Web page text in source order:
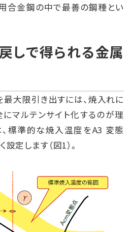
合金鋼の中で最善の鋼種とい
しで得られる金属
大限引き出すには、焼入れに
マルテンサイト化するのが理
標準的な焼入温度をA3 変態
定します（図1）。